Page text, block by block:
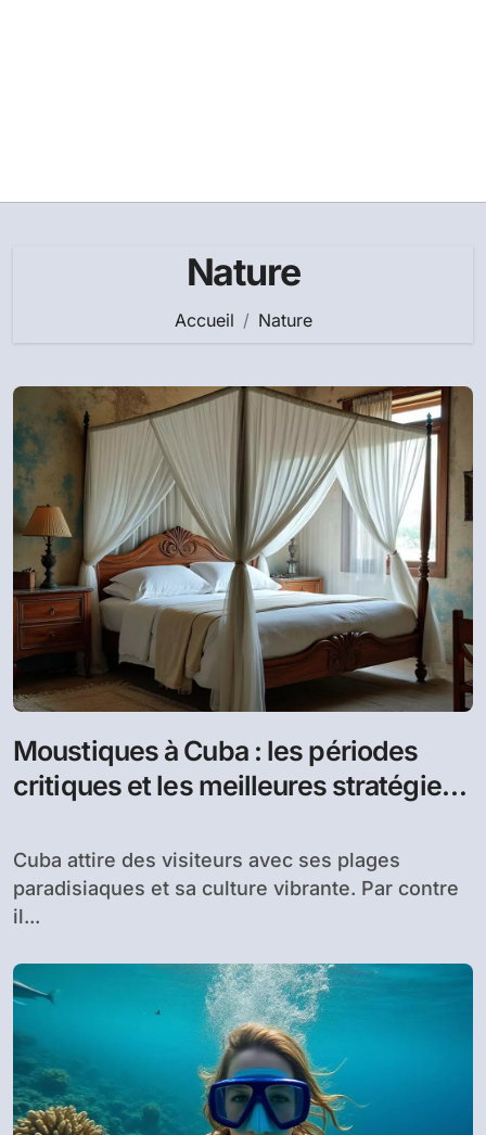
Nature
Accueil Nature
Moustiques à Cuba : les périodes
critiques et les meilleures stratégies
Cuba attire des visiteurs avec ses plages
paradisiaques et sa culture vibrante. Par contre
il...